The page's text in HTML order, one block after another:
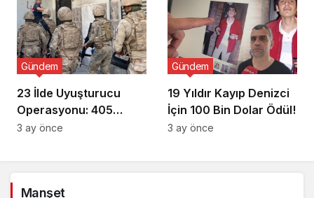
23 İlde Uyuşturucu
Operasyonu: 405
Gözaltı!
Gündem
3 ay önce
19 Yıldır Kayıp Denizci
İçin 100 Bin Dolar Ödül!
Gündem
3 ay önce
Manşet